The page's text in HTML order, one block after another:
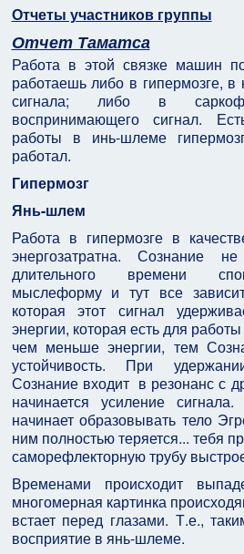
Отчеты участников группы
Отчет Таматса
Работа в этой связке машин
работаешь либо в гипермозге, в
сигнала; либо в
воспринимающего сигнал.
работы в инь-шлеме
работал.
Гипермозг
Янь-шлем
Работа в гипермозге в
энергозатратна. Сознание
длительного времени
мыслеформу и тут все
которая этот сигнал
энергии, которая есть для
чем меньше энергии, тем
устойчивость. При
Сознание входит в резонанс с
начинается усиление
начинает образовывать тело
ним полностью теряется... тебя
саморефлекторную трубу
Временами происходит
многомерная картинка
встает перед глазами. Т.е.,
восприятие в янь-шлеме.